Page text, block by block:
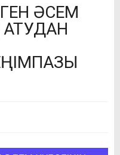
ӘСЕМ